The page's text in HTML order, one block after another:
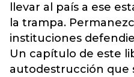
llevar al país a ese
la trampa.
instituciones
Un capítulo de este
autodestrucción que